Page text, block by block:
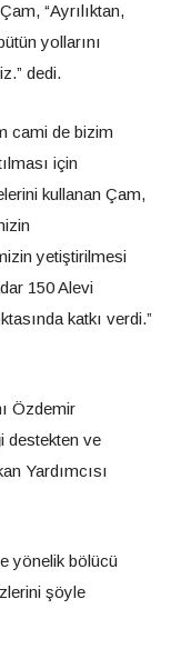
“Ayrılıktan,
yollarını
dedi.
cami de bizim
için
kullanan Çam,
yetiştirilmesi
150 Alevi
katkı verdi.”
Özdemir
destekten ve
Yardımcısı
yönelik bölücü
şöyle